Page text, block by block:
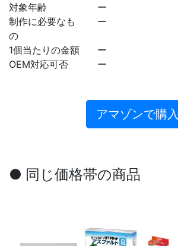
対象年齢
ー
制作に必要なも
の
ー
1個当たりの金額
ー
OEM対応可否
ー
アマゾンで購入
● 同じ価格帯の商品